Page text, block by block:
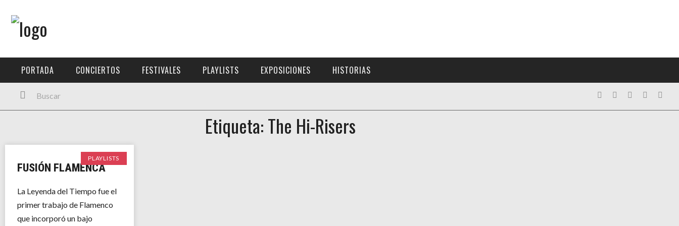
PORTADA
FESTIVALES
HISTORIAS
PORTADA CONCIERTOS FESTIVALES PLAYLISTS EXPOSICIONES HISTORIAS
Etiqueta: The Hi-Risers
PLAYLISTS
FUSIÓN FLAMENCA
La Leyenda del Tiempo fue el
primer trabajo de Flamenco
que incorporó un bajo